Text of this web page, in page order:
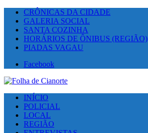
CRÔNICAS DA CIDADE
GALERIA SOCIAL
SANTA COZINHA
HORÁRIOS DE ÔNIBUS (REGIÃO)
PIADAS VAGAU
Facebook
INÍCIO
POLICIAL
LOCAL
REGIÃO